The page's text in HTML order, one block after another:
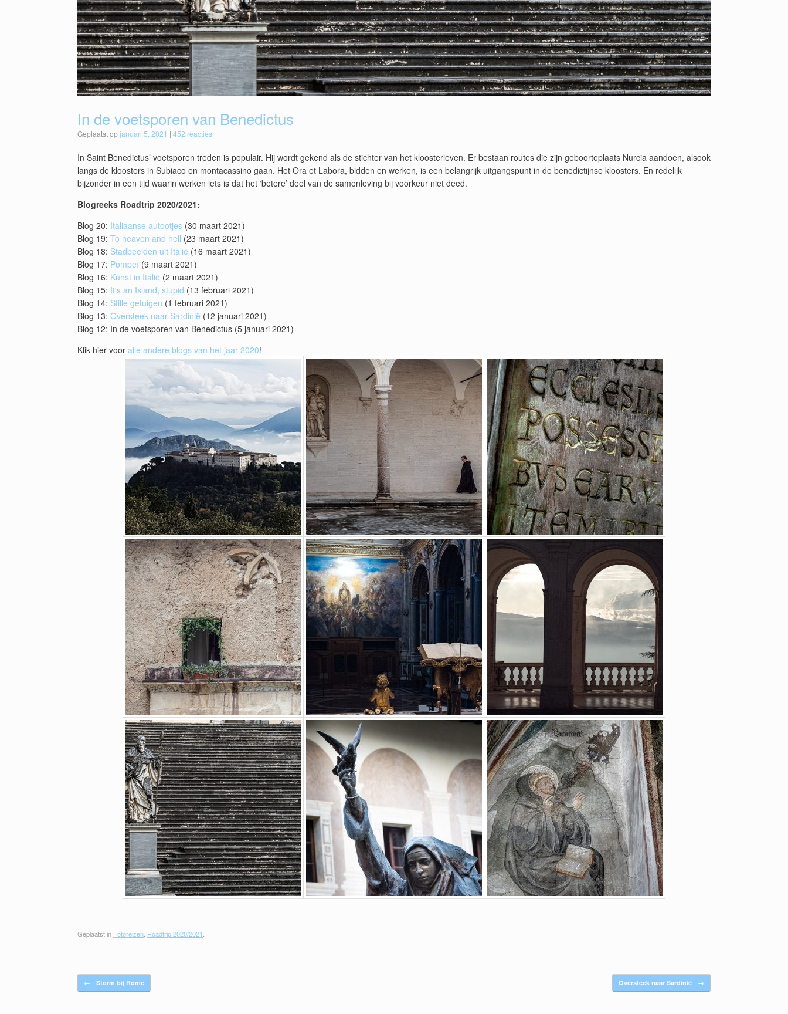
In de voetsporen van Benedictus
Geplaatst opjanuari 5, 2021 | 452 reacties
In Saint Benedictus’ voetsporen treden is populair. Hij wordt gekend als de stichter van het kloosterleven. Er bestaan routes die zijn geboorteplaats Nurcia aandoen, alsook
langs de kloosters in Subiaco en montacassino gaan. Het Ora et Labora, bidden en werken, is een belangrijk uitgangspunt in de benedictijnse kloosters. En redelijk
bijzonder in een tijd waarin werken iets is dat het ‘betere’ deel van de samenleving bij voorkeur niet deed.
Blogreeks Roadtrip 2020/2021:
Blog 20: Italiaanse autootjes (30 maart 2021)
Blog 19: To heaven and hell (23 maart 2021)
Blog 18: Stadbeelden uit Italië (16 maart 2021)
Blog 17: Pompeï (9 maart 2021)
Blog 16: Kunst in Italië (2 maart 2021)
Blog 15: It's an Island, stupid (13 februari 2021)
Blog 14: Stille getuigen (1 februari 2021)
Blog 13: Oversteek naar Sardinië (12 januari 2021)
Blog 12: In de voetsporen van Benedictus (5 januari 2021)
Klik hier voor alle andere blogs van het jaar 2020!
Geplaatst in Fotoreizen Roadtrip 2020/2021
Bericht navigatie
← Storm bij Rome Oversteek naar Sardinië →